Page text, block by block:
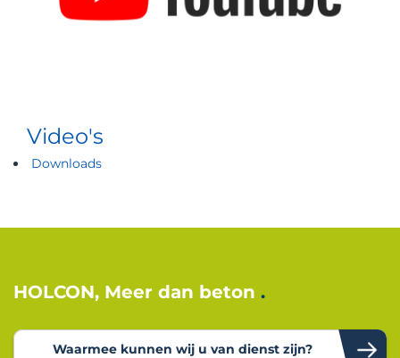
Video's
Downloads
HOLCON, Meer dan beton
Waarmee kunnen wij u van dienst zijn?